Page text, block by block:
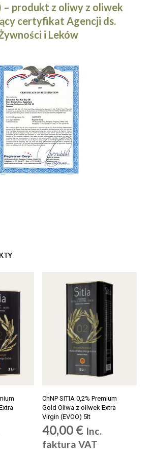
– produkt z oliwy z oliwek
certyfikat Agencji ds.
i Leków
ChNP SITIA 0,2% Premium
Gold Oliwa z oliwek Extra
Virgin (EVOO) 5lt
40,00 € Inc.
faktura VAT